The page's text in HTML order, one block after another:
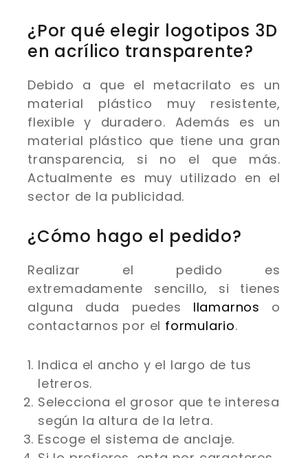
¿Por qué elegir logotipos 3D
en acrílico transparente?
Debido a que el metacrilato es un
material plástico muy resistente,
flexible y duradero. Además es un
material plástico que tiene una gran
transparencia, si no el que más.
Actualmente es muy utilizado en el
sector de la publicidad.
¿Cómo hago el pedido?
Realizar el pedido es
extremadamente sencillo, si tienes
alguna duda puedes llamarnos o
contactarnos por el formulario.
Indica el ancho y el largo de tus
letreros.
Selecciona el grosor que te interesa
según la altura de la letra.
Escoge el sistema de anclaje.